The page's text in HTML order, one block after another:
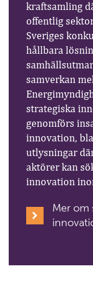
kraftsamling
offentlig
Sveriges
hållbara
samverkan
strategiska
genomförs
innovation,
utlysningar
aktörer kan
innovation
Mer om